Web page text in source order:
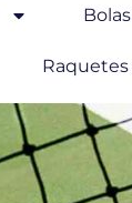
Bolas
Raquetes